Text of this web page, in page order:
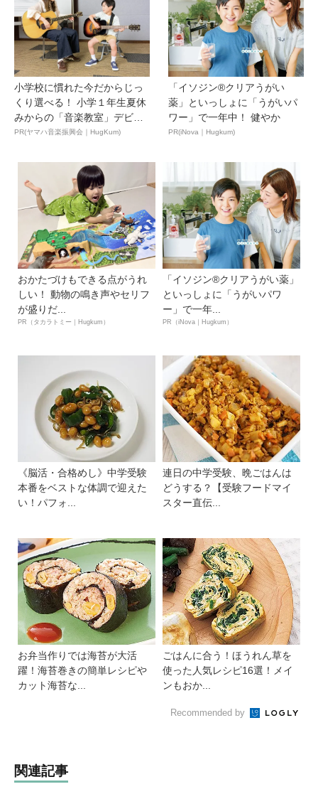
小学校に慣れた今だからじっ
くり選べる！ 小学１年生夏休
みからの「音楽教室」デビ
ュ...
PR(ヤマハ音楽振興会｜HugKum)
「イソジン®クリアうがい
薬」といっしょに「うがいパ
ワー」で一年中！ 健やか
PR(iNova｜Hugkum)
おかたづけもできる点がうれ
しい！ 動物の鳴き声やセリフ
が盛りだ...
PR（タカラトミー｜Hugkum）
「イソジン®クリアうがい薬」
といっしょに「うがいパワ
ー」で一年...
PR（iNova｜Hugkum）
《脳活・合格めし》中学受験
本番をベストな体調で迎えた
い！パフォ...
連日の中学受験、晩ごはんは
どうする？【受験フードマイ
スター直伝...
お弁当作りでは海苔が大活
躍！海苔巻きの簡単レシピや
カット海苔な...
ごはんに合う！ほうれん草を
使った人気レシピ16選！メイ
ンもおか...
Recommended by
関連記事